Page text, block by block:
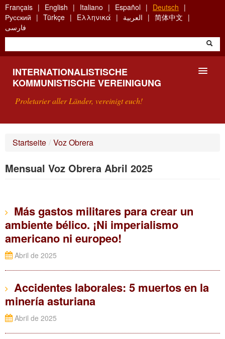
Skip
to
main
content
Français English Italiano Español
Deutsch
Русский
Türkçe Ελληνικά العربية
简体中文
فارسی
INTERNATIONALISTISCHE
KOMMUNISTISCHE VEREINIGUNG
Proletarier aller Länder, vereinigt euch!
Startseite / Voz Obrera
Mensual Voz Obrera Abril 2025
Más gastos militares para crear un
ambiente bélico. ¡Ni imperialismo
americano ni europeo!
Abril de 2025
Accidentes laborales: 5 muertos en la
minería asturiana
Abril de 2025